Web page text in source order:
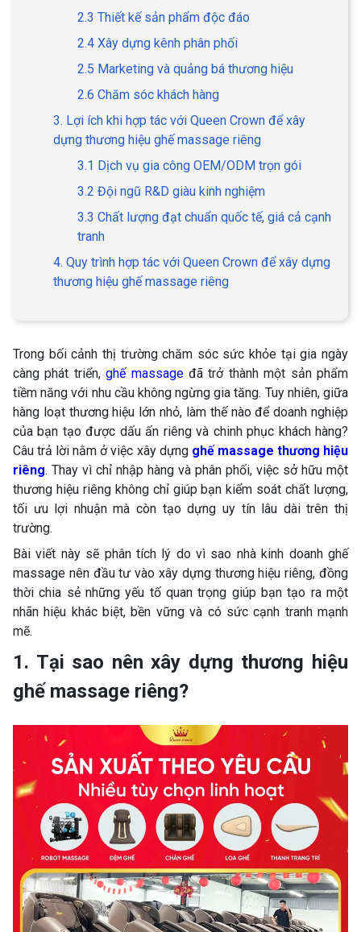
2.3 Thiết kế sản phẩm độc đáo
2.4 Xây dựng kênh phân phối
2.5 Marketing và quảng bá thương hiệu
2.6 Chăm sóc khách hàng
3. Lợi ích khi hợp tác với Queen Crown để xây
dựng thương hiệu ghế massage riêng
3.1 Dịch vụ gia công OEM/ODM trọn gói
3.2 Đội ngũ R&D giàu kinh nghiệm
3.3 Chất lượng đạt chuẩn quốc tế, giá cả cạnh
tranh
4. Quy trình hợp tác với Queen Crown để xây dựng
thương hiệu ghế massage riêng
Trong bối cảnh thị trường chăm sóc sức khỏe tại gia ngày
càng phát triển,ghế massageđã trở thành một sản phẩm
tiềm năng với nhu cầu không ngừng gia tăng. Tuy nhiên, giữa
hàng loạt thương hiệu lớn nhỏ, làm thế nào để doanh nghiệp
của bạn tạo được dấu ấn riêng và chinh phục khách hàng?
Câu trả lời nằm ở việc xây dựng ghế massage thương hiệu
riêng. Thay vì chỉ nhập hàng và phân phối, việc sở hữu một
thương hiệu riêng không chỉ giúp bạn kiểm soát chất lượng,
tối ưu lợi nhuận mà còn tạo dựng uy tín lâu dài trên thị
trường.
Bài viết này sẽ phân tích lý do vì sao nhà kinh doanh ghế
massage nên đầu tư vào xây dựng thương hiệu riêng, đồng
thời chia sẻ những yếu tố quan trọng giúp bạn tạo ra một
nhãn hiệu khác biệt, bền vững và có sức cạnh tranh mạnh
mẽ.
1. Tại sao nên xây dựng thương hiệu
ghế massage riêng?